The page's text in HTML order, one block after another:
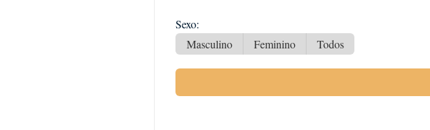
Sexo:
Masculino
Feminino Todos